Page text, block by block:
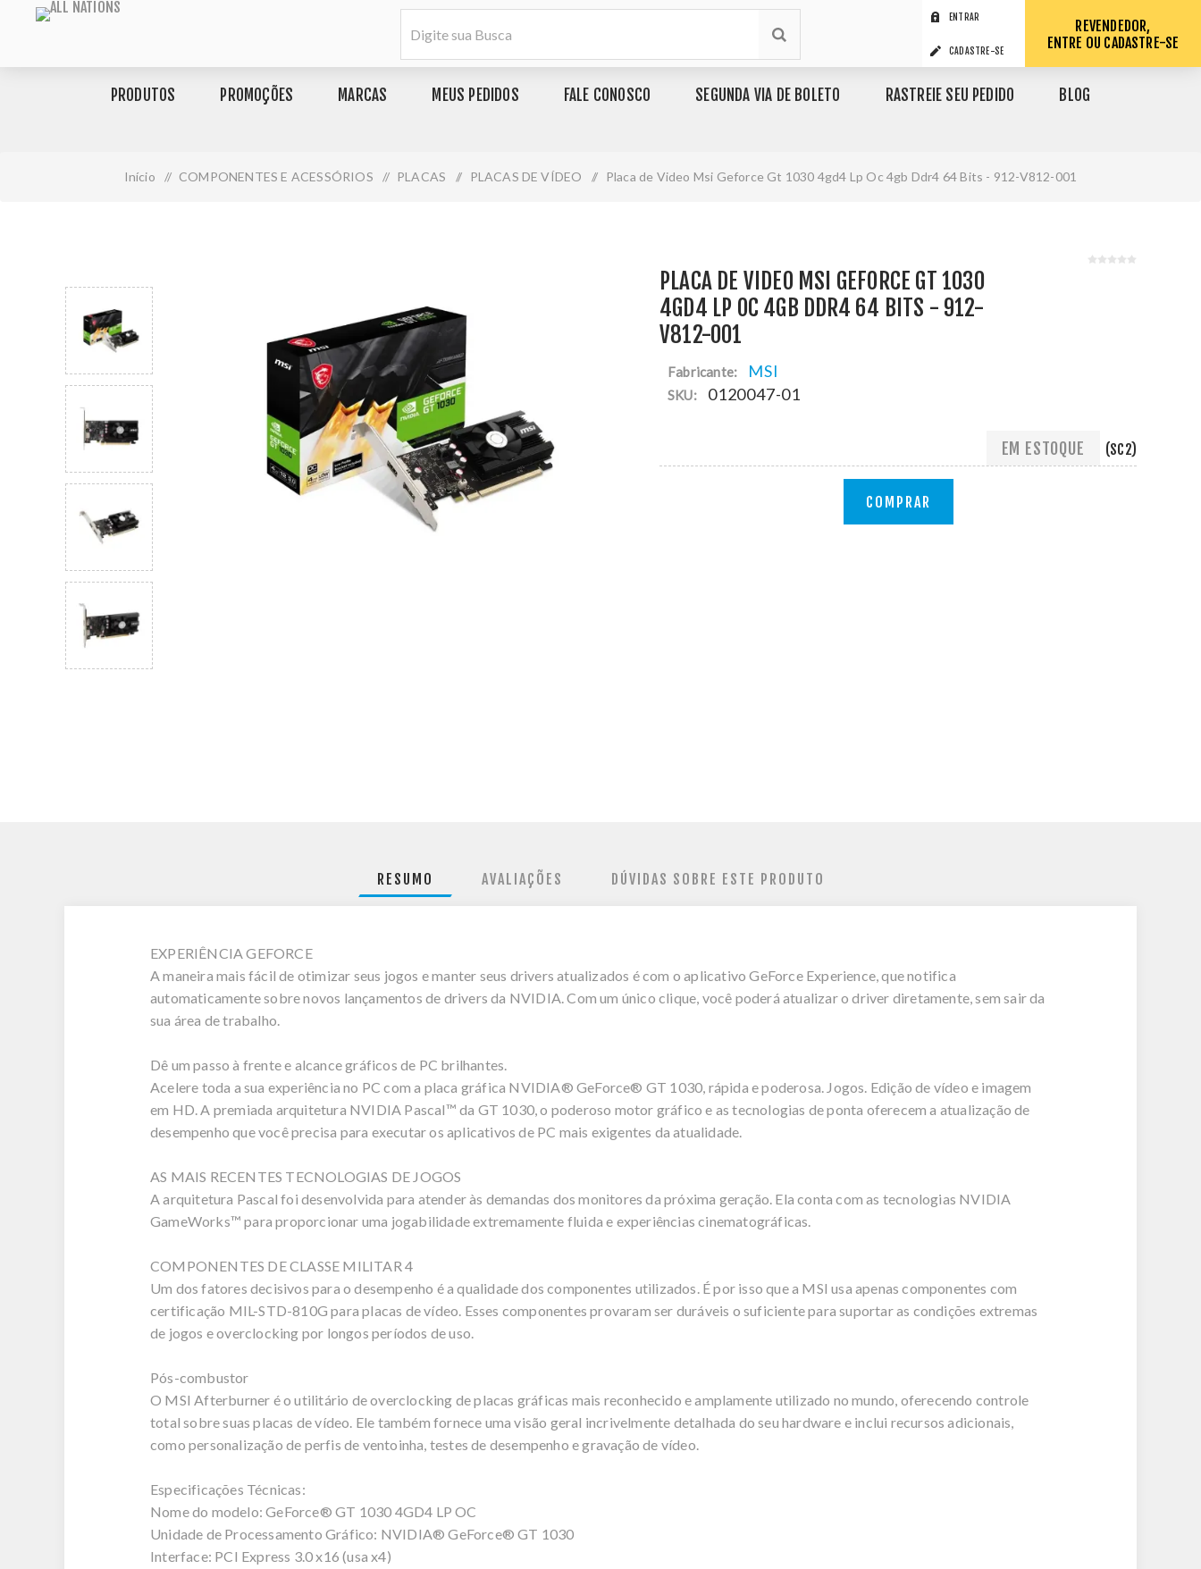
ENTRAR
CADASTRE-SE
REVENDEDOR,
ENTRE OU CADASTRE-SE
PRODUTOS PROMOÇÕES MARCAS MEUS PEDIDOS FALE CONOSCO SEGUNDA VIA DE BOLETO RASTREIE SEU PEDIDO BLOG
Início / COMPONENTES E ACESSÓRIOS / PLACAS / PLACAS DE VÍDEO / Placa de Video Msi Geforce Gt 1030 4gd4 Lp Oc 4gb Ddr4 64 Bits - 912-V812-001
PLACA DE VIDEO MSI GEFORCE GT 1030
4GD4 LP OC 4GB DDR4 64 BITS - 912-
V812-001
Fabricante: MSI
SKU: 0120047-01
EM ESTOQUE (SC2)
COMPRAR
RESUMO AVALIAÇÕES DÚVIDAS SOBRE ESTE PRODUTO
EXPERIÊNCIA GEFORCE
A maneira mais fácil de otimizar seus jogos e manter seus drivers atualizados é com o aplicativo GeForce Experience, que notifica
automaticamente sobre novos lançamentos de drivers da NVIDIA. Com um único clique, você poderá atualizar o driver diretamente, sem sair da
sua área de trabalho.
Dê um passo à frente e alcance gráficos de PC brilhantes.
Acelere toda a sua experiência no PC com a placa gráfica NVIDIA® GeForce® GT 1030, rápida e poderosa. Jogos. Edição de vídeo e imagem
em HD. A premiada arquitetura NVIDIA Pascal™ da GT 1030, o poderoso motor gráfico e as tecnologias de ponta oferecem a atualização de
desempenho que você precisa para executar os aplicativos de PC mais exigentes da atualidade.
AS MAIS RECENTES TECNOLOGIAS DE JOGOS
A arquitetura Pascal foi desenvolvida para atender às demandas dos monitores da próxima geração. Ela conta com as tecnologias NVIDIA
GameWorks™ para proporcionar uma jogabilidade extremamente fluida e experiências cinematográficas.
COMPONENTES DE CLASSE MILITAR 4
Um dos fatores decisivos para o desempenho é a qualidade dos componentes utilizados. É por isso que a MSI usa apenas componentes com
certificação MIL-STD-810G para placas de vídeo. Esses componentes provaram ser duráveis o suficiente para suportar as condições extremas
de jogos e overclocking por longos períodos de uso.
Pós-combustor
O MSI Afterburner é o utilitário de overclocking de placas gráficas mais reconhecido e amplamente utilizado no mundo, oferecendo controle
total sobre suas placas de vídeo. Ele também fornece uma visão geral incrivelmente detalhada do seu hardware e inclui recursos adicionais,
como personalização de perfis de ventoinha, testes de desempenho e gravação de vídeo.
Especificações Técnicas:
Nome do modelo: GeForce® GT 1030 4GD4 LP OC
Unidade de Processamento Gráfico: NVIDIA® GeForce® GT 1030
Interface: PCI Express 3.0 x16 (usa x4)